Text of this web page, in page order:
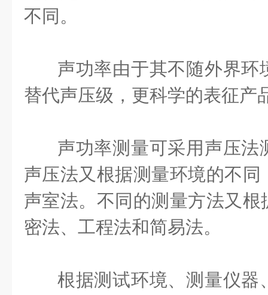
不同。
声功率由于其不随外界环
替代声压级，更科学的表征产
声功率测量可采用声压法
声压法又根据测量环境的不
声室法。不同的测量方法又
密法、工程法和简易法。
根据测试环境、测量仪器